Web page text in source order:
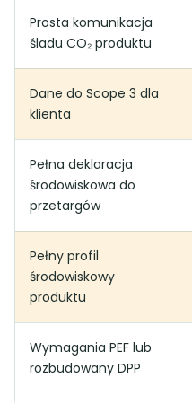
Prosta komunikacja
śladu CO₂ produktu
Dane do Scope 3 dla
klienta
Pełna deklaracja
środowiskowa do
przetargów
Pełny profil
środowiskowy
produktu
Wymagania PEF lub
rozbudowany DPP